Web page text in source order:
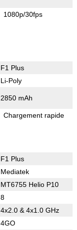
1080p/30fps
F1 Plus
Li-Poly
2850 mAh
Chargement rapide
F1 Plus
Mediatek
MT6755 Helio P10
8
4x2.0 & 4x1.0 GHz
4GO